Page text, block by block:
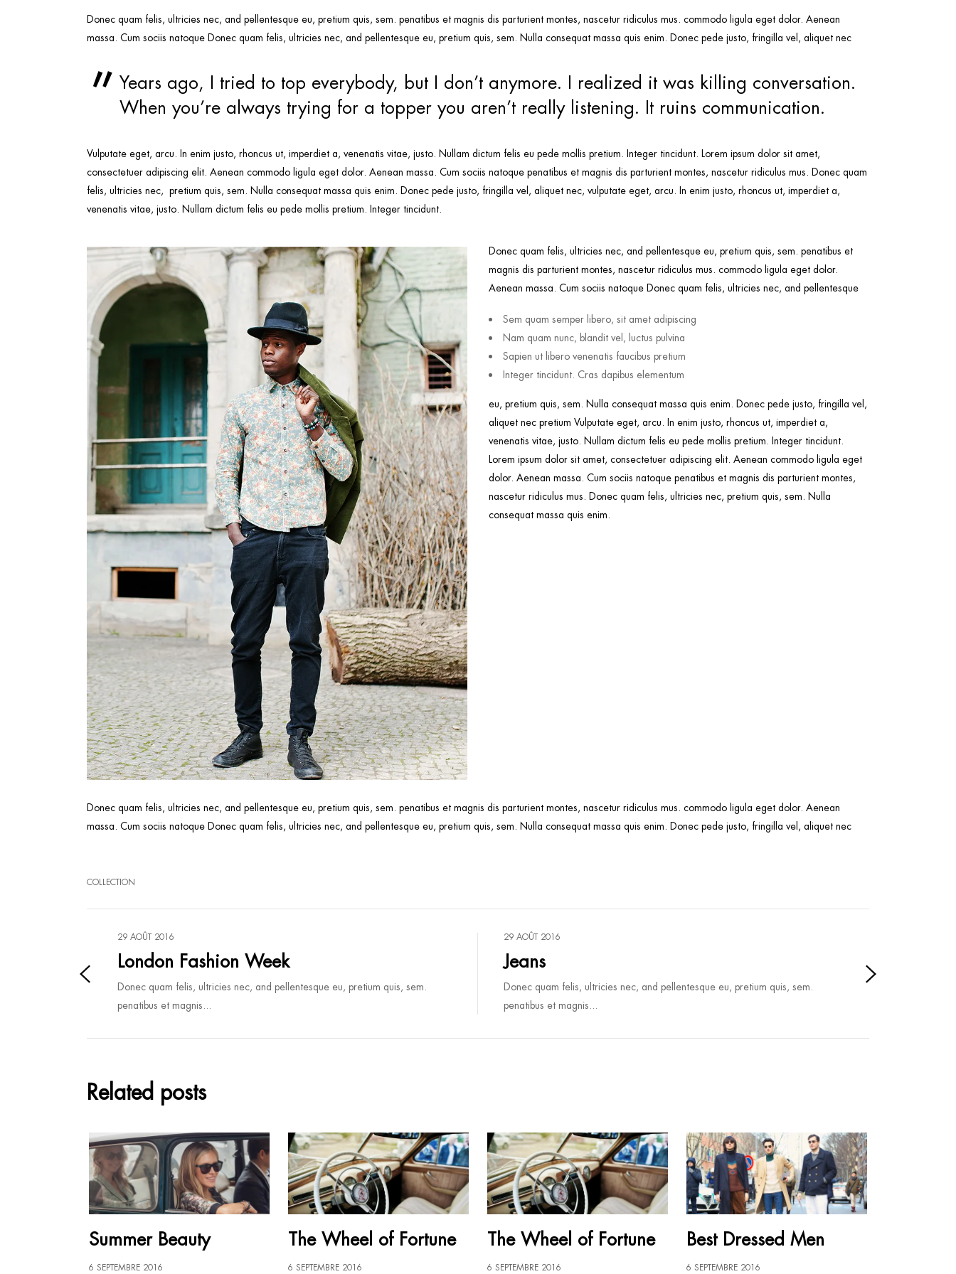
Donec quam felis, ultricies nec, and pellentesque eu, pretium quis, sem. penatibus et magnis dis parturient montes, nascetur ridiculus mus. commodo ligula eget dolor. Aenean
massa. Cum sociis natoque Donec quam felis, ultricies nec, and pellentesque eu, pretium quis, sem. Nulla consequat massa quis enim. Donec pede justo, fringilla vel, aliquet nec
Years ago, I tried to top everybody, but I don’t anymore. I realized it was killing conversation.
When you’re always trying for a topper you aren’t really listening. It ruins communication.
Vulputate eget, arcu. In enim justo, rhoncus ut, imperdiet a, venenatis vitae, justo. Nullam dictum felis eu pede mollis pretium. Integer tincidunt. Lorem ipsum dolor sit amet,
consectetuer adipiscing elit. Aenean commodo ligula eget dolor. Aenean massa. Cum sociis natoque penatibus et magnis dis parturient montes, nascetur ridiculus mus. Donec quam
felis, ultricies nec, pretium quis, sem. Nulla consequat massa quis enim. Donec pede justo, fringilla vel, aliquet nec, vulputate eget, arcu. In enim justo, rhoncus ut, imperdiet a,
venenatis vitae, justo. Nullam dictum felis eu pede mollis pretium. Integer tincidunt.
Donec quam felis, ultricies nec, and pellentesque eu, pretium quis, sem. penatibus et
magnis dis parturient montes, nascetur ridiculus mus. commodo ligula eget dolor.
Aenean massa. Cum sociis natoque Donec quam felis, ultricies nec, and pellentesque
Sem quam semper libero, sit amet adipiscing
Nam quam nunc, blandit vel, luctus pulvina
Sapien ut libero venenatis faucibus pretium
Integer tincidunt. Cras dapibus elementum
eu, pretium quis, sem. Nulla consequat massa quis enim. Donec pede justo, fringilla vel,
aliquet nec pretium Vulputate eget, arcu. In enim justo, rhoncus ut, imperdiet a,
venenatis vitae, justo. Nullam dictum felis eu pede mollis pretium. Integer tincidunt.
Lorem ipsum dolor sit amet, consectetuer adipiscing elit. Aenean commodo ligula eget
dolor. Aenean massa. Cum sociis natoque penatibus et magnis dis parturient montes,
nascetur ridiculus mus. Donec quam felis, ultricies nec, pretium quis, sem. Nulla
consequat massa quis enim.
Donec quam felis, ultricies nec, and pellentesque eu, pretium quis, sem. penatibus et magnis dis parturient montes, nascetur ridiculus mus. commodo ligula eget dolor. Aenean
massa. Cum sociis natoque Donec quam felis, ultricies nec, and pellentesque eu, pretium quis, sem. Nulla consequat massa quis enim. Donec pede justo, fringilla vel, aliquet nec
COLLECTION
29 AOÛT 2016
London Fashion Week
Donec quam felis, ultricies nec, and pellentesque eu, pretium quis, sem.
penatibus et magnis...
29 AOÛT 2016
Jeans
Donec quam felis, ultricies nec, and pellentesque eu, pretium quis, sem.
penatibus et magnis...
Related posts
Summer Beauty
6 SEPTEMBRE 2016
The Wheel of Fortune
6 SEPTEMBRE 2016
The Wheel of Fortune
6 SEPTEMBRE 2016
Best Dressed Men
6 SEPTEMBRE 2016